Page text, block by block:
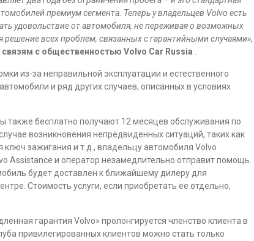
премиум сегмента. Теперь у владельцев Volvo есть
удовольствие от автомобиля, не переживая о возможных
решение всех проблем, связанных с гарантийными случаями»,
с общественностью Volvo Car Russia .
из-за неправильной эксплуатации и естественного
и ряд других случаев, описанных в условиях
также бесплатно получают 12 месяцев обслуживания по
возникновения непредвиденных ситуаций, таких как
зажигания и т.д., владельцу автомобиля Volvo
Assistance и оператор незамедлительно отправит помощь.
будет доставлен к ближайшему дилеру для
Стоимость услуги, если приобретать ее отдельно,
гарантия Volvo» пролонгируется членство клиента в
привилегированных клиентов можно стать только